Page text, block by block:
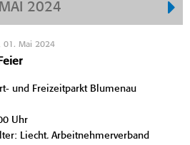
MAI 2024
01. Mai 2024
und Freizeitparkt Blumenau
Uhr
Liecht. Arbeitnehmerverband